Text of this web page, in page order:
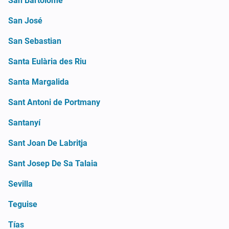
San José
San Sebastian
Santa Eulària des Riu
Santa Margalida
Sant Antoni de Portmany
Santanyí
Sant Joan De Labritja
Sant Josep De Sa Talaia
Sevilla
Teguise
Tías